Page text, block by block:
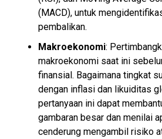
(MACD), untuk
pembalikan.
Makroekonomi:
makroekonomi saat ini
finansial. Bagaimana tingkat
dengan inflasi dan likuiditas
pertanyaan ini dapat
gambaran besar dan menilai
cenderung mengambil risiko